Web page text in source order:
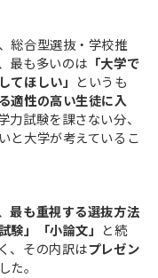
総合型選抜・学校推
最も多いのは 「大学で
てほしい」 というも
適性の高い生徒に入
試験を課さない分、
と大学が考えているこ
最も重視する選抜方法
験」「小論文」 と続
、その内訳はプレゼン
た。